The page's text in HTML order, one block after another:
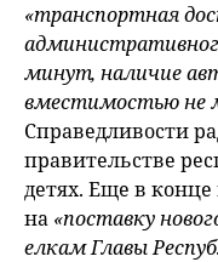
«транспортная
минут, наличие
вместимостью не
Справедливости
правительстве
детях. Еще в
на «поставку
елкам Главы